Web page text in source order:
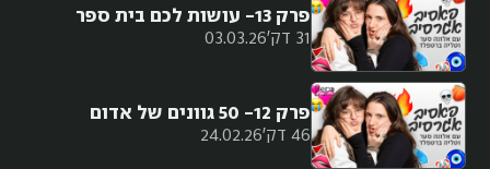
31 דק' 03.03.26
פרק 13- עושות לכם בית ספר
46 דק' 24.02.26
פרק 12- 50 גוונים של אדום